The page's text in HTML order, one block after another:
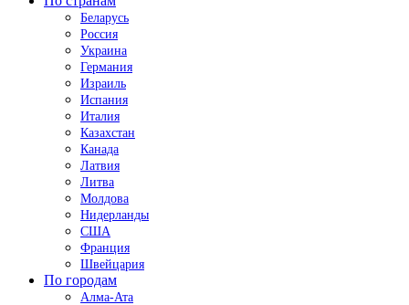
Беларусь
Россия
Украина
Германия
Израиль
Испания
Италия
Казахстан
Канада
Латвия
Литва
Молдова
Нидерланды
США
Франция
Швейцария
По городам
Алма-Ата